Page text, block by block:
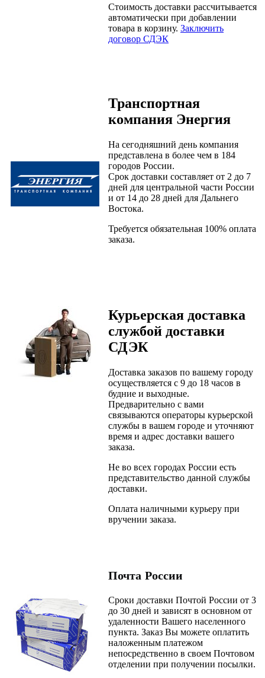
Стоимость доставки рассчитывается
автоматически при добавлении
товара в корзину. Заключить
договор СДЭК
Транспортная
компания Энергия
На сегодняшний день компания
представлена в более чем в 184
городов России.
Срок доставки составляет от 2 до 7
дней для центральной части России
и от 14 до 28 дней для Дальнего
Востока.
Требуется обязательная 100% оплата
заказа.
Курьерская доставка
службой доставки
СДЭК
Доставка заказов по вашему городу
осуществляется с 9 до 18 часов в
будние и выходные.
Предварительно с вами
связываются операторы курьерской
службы в вашем городе и уточняют
время и адрес доставки вашего
заказа.
Не во всех городах России есть
представительство данной службы
доставки.
Оплата наличными курьеру при
вручении заказа.
Почта России
Cроки доставки Почтой России от 3
до 30 дней и зависят в основном от
удаленности Вашего населенного
пункта. Заказ Вы можете оплатить
наложенным платежом
непосредственно в своем Почтовом
отделении при получении посылки.